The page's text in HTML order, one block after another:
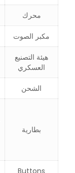
محرك
مكبر الصوت
هيئة التصنيع
العسكري
الشحن
بطارية
Buttons